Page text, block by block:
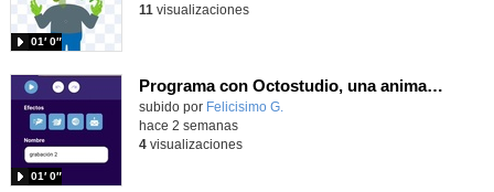
01′ 0″
11 visualizaciones
Programa con Octostudio, una animación utilizando la cámara para una foto y audio y texto para comunicar.
Contenido educativo.
subido por Felicisimo G.
01′ 0″
hace 2 semanas
4visualizaciones